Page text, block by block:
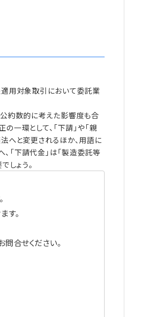
用対象取引において委託業
約数的に考えた影響度も合
一環として、「下請」や「親
へと変更されるほか、用語に
、「下請代金」は「製造委託等
しょう。
す。
合せください。